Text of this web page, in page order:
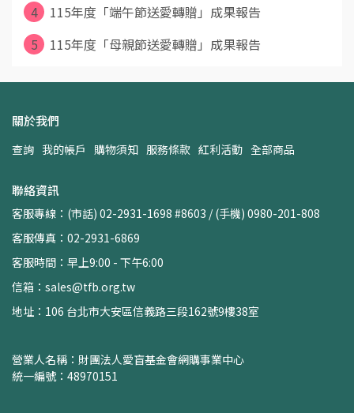
4
115年度「端午節送愛轉贈」成果報告
5
115年度「母親節送愛轉贈」成果報告
關於我們
查詢 我的帳戶 購物須知 服務條款 紅利活動 全部商品
聯絡資訊
客服專線：(市話) 02-2931-1698 #8603 / (手機) 0980-201-808
客服傳真：02-2931-6869
客服時間：早上9:00 - 下午6:00
信箱：sales@tfb.org.tw
地址：106 台北市大安區信義路三段162號9樓38室
營業人名稱：財團法人愛盲基金會網購事業中心
統一編號：48970151